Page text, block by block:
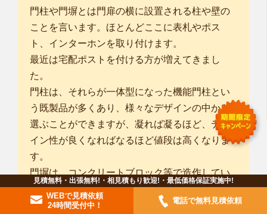
門柱や門塀とは門扉の横に設置される柱や壁の
ことを言います。ほとんどここに表札やポス
ト、インターホンを取り付けます。
最近は宅配ポストを付ける方が増えてきまし
た。
門柱は、それらが一体型になった機能門柱とい
う既製品が多くあり、様々なデザインの中から
選ぶことができますが、凝れば凝るほど、デザ
イン性が良くなればなるほど値段は高くなりま
す。
門塀は、コンクリートブロック等で造作してい
くため、様々な大きさ、形で作ることができま
す。
見積無料・出張無料!・相見積もり歓迎!・最低価格保証実施中!
WEBで見積依頼
24時間受付中！
電話で無料見積依頼